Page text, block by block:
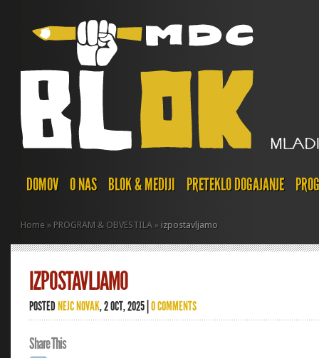
DOMOV O NAS BLOK & MEDIJI PRETEKLO DOGAJANJE
Home » PROGRAM & OBVESTILA » izpostavljamo
IZPOSTAVLJAMO
POSTEDNEJC NOVAK, 2 OCT, 2025 |0 COMMENTS
Share This